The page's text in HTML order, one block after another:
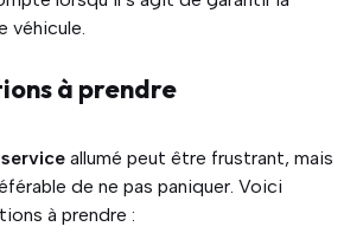
véhicule.
à prendre
allumé peut être frustrant, mais
de ne pas paniquer. Voici
à prendre :